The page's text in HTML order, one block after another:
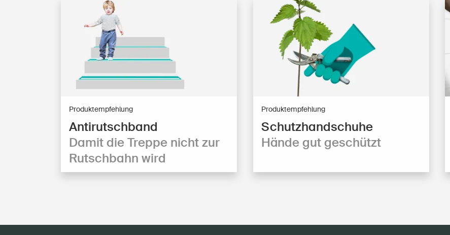
Antirutschband
Damit die Treppe nicht zur
Rutschbahn wird
Produktempfehlung
Schutzhandschuhe
Hände gut geschützt
Produktempfehlung